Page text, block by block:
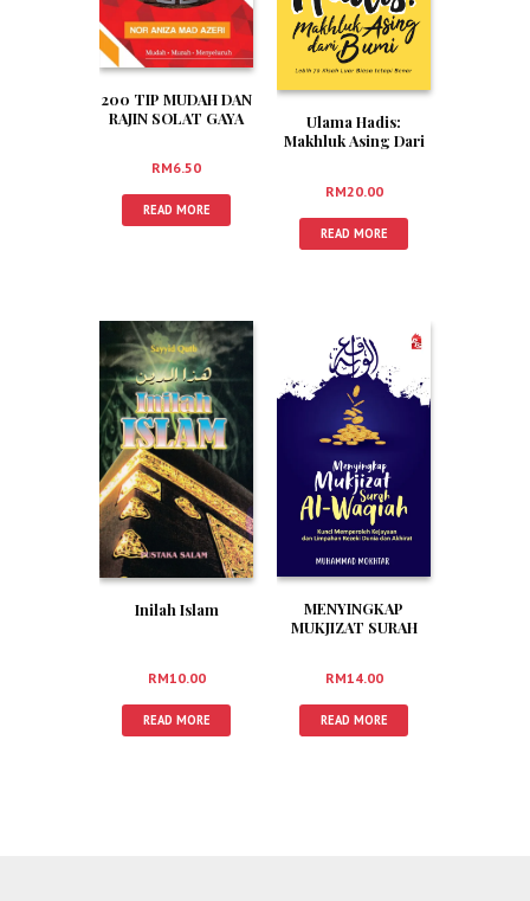
200 TIP MUDAH DAN
RAJIN SOLAT GAYA
RM6.50
READ MORE
Ulama Hadis:
Makhluk Asing Dari
RM20.00
READ MORE
Inilah Islam
RM10.00
READ MORE
MENYINGKAP
MUKJIZAT SURAH
RM14.00
READ MORE